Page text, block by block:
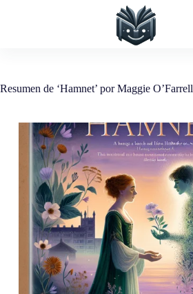
Resumen de ‘Hamnet’ por Maggie O’Farrell